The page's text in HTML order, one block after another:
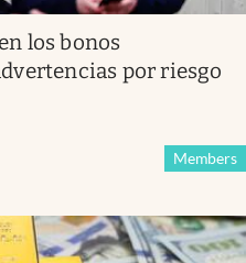
los bonos
por riesgo
Members